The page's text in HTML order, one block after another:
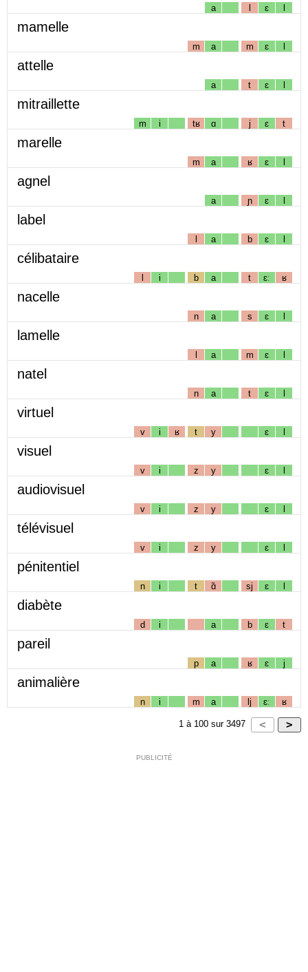
a l ɛ l
mamelle
m a m ɛ l
attelle
a t ɛ l
mitraillette
m i tʁ ɑ j ɛ t
marelle
m a ʁ ɛ l
agnel
a ɲ ɛ l
label
l a b ɛ l
célibataire
l i b a t ɛː ʁ
nacelle
n a s ɛ l
lamelle
l a m ɛ l
natel
n a t ɛ l
virtuel
v i ʁ t y ɛ l
visuel
v i z y ɛ l
audiovisuel
v i z y ɛ l
télévisuel
v i z y ɛ l
pénitentiel
n i t ɑ̃ sj ɛ l
diabète
d i a b ɛ t
pareil
p a ʁ ɛ j
animalière
n i m a lj ɛː ʁ
1 à 100 sur 3497
PUBLICITÉ